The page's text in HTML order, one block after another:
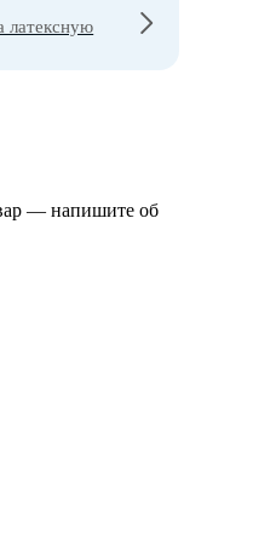
латексную
— напишите об